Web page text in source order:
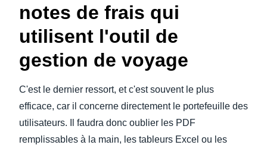
notes de frais qui
utilisent l'outil de
gestion de voyage
C'est le dernier ressort, et c'est souvent le plus
efficace, car il concerne directement le portefeuille des
utilisateurs. Il faudra donc oublier les PDF
remplissables à la main, les tableurs Excel ou les